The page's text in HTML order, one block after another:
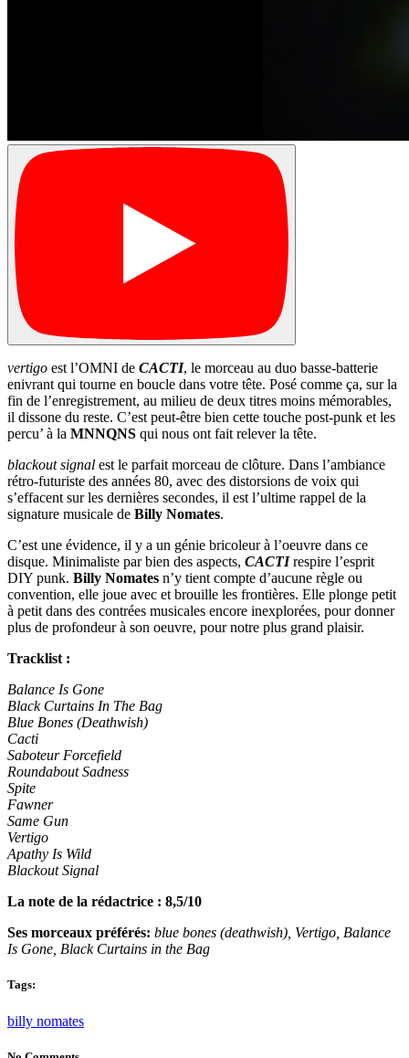
vertigo est l’OMNI de CACTI, le morceau au duo basse-batterie
enivrant qui tourne en boucle dans votre tête. Posé comme ça, sur la
fin de l’enregistrement, au milieu de deux titres moins mémorables,
il dissone du reste. C’est peut-être bien cette touche post-punk et les
percu’ à la MNNQNS qui nous ont fait relever la tête.
blackout signal est le parfait morceau de clôture. Dans l’ambiance
rétro-futuriste des années 80, avec des distorsions de voix qui
s’effacent sur les dernières secondes, il est l’ultime rappel de la
signature musicale de Billy Nomates.
C’est une évidence, il y a un génie bricoleur à l’oeuvre dans ce
disque. Minimaliste par bien des aspects, CACTIrespire l’esprit
DIY punk. Billy Nomates n’y tient compte d’aucune règle ou
convention, elle joue avec et brouille les frontières. Elle plonge petit
à petit dans des contrées musicales encore inexplorées, pour donner
plus de profondeur à son oeuvre, pour notre plus grand plaisir.
Tracklist :
Balance Is Gone
Black Curtains In The Bag
Blue Bones (Deathwish)
Cacti
Saboteur Forcefield
Roundabout Sadness
Spite
Fawner
Same Gun
Vertigo
Apathy Is Wild
Blackout Signal
La note de la rédactrice : 8,5/10
Ses morceaux préférés: blue bones (deathwish), Vertigo, Balance
Is Gone, Black Curtains in the Bag
Tags:
billy nomates